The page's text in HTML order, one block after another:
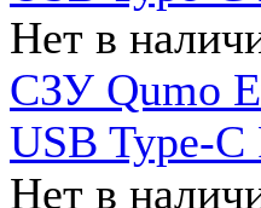
Нет в
СЗУ Qumo
USB Type-C
Нет в